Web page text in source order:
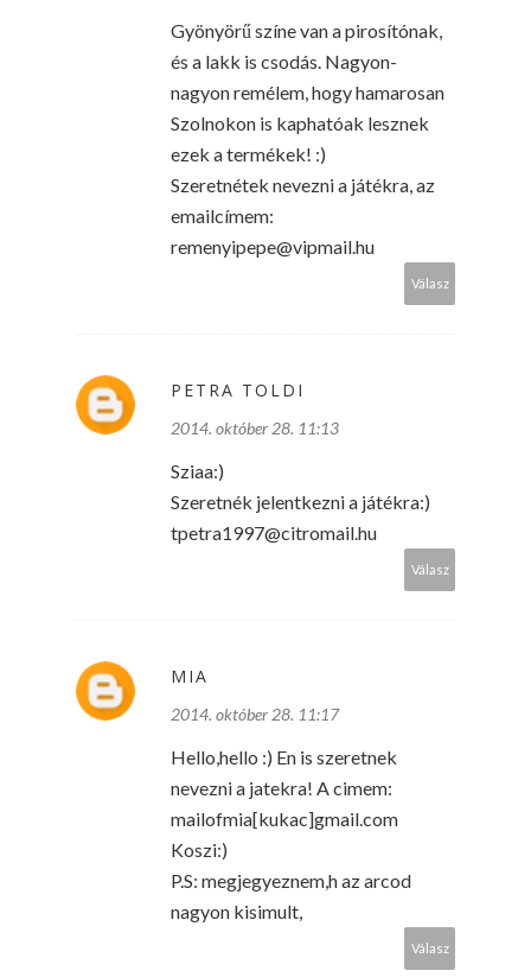
Gyönyörű színe van a pirosítónak,
és a lakk is csodás. Nagyon-
nagyon remélem, hogy hamarosan
Szolnokon is kaphatóak lesznek
ezek a termékek! :)
Szeretnétek nevezni a játékra, az
emailcímem:
remenyipepe@vipmail.hu
Válasz
PETRA TOLDI
2014. október 28. 11:13
Sziaa:)
Szeretnék jelentkezni a játékra:)
tpetra1997@citromail.hu
Válasz
MIA
2014. október 28. 11:17
Hello,hello :) En is szeretnek
nevezni a jatekra! A cimem:
mailofmia[kukac]gmail.com
Koszi:)
P.S: megjegyeznem,h az arcod
nagyon kisimult,
Válasz